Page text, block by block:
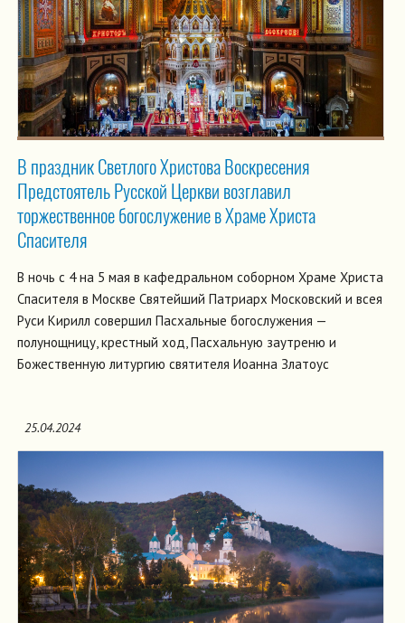
В праздник Светлого Христова Воскресения
Предстоятель Русской Церкви возглавил
торжественное богослужение в Храме Христа
Спасителя
В ночь с 4 на 5 мая в кафедральном соборном Храме Христа
Спасителя в Москве Святейший Патриарх Московский и всея
Руси Кирилл совершил Пасхальные богослужения —
полунощницу, крестный ход, Пасхальную заутреню и
Божественную литургию святителя Иоанна Златоус
25.04.2024